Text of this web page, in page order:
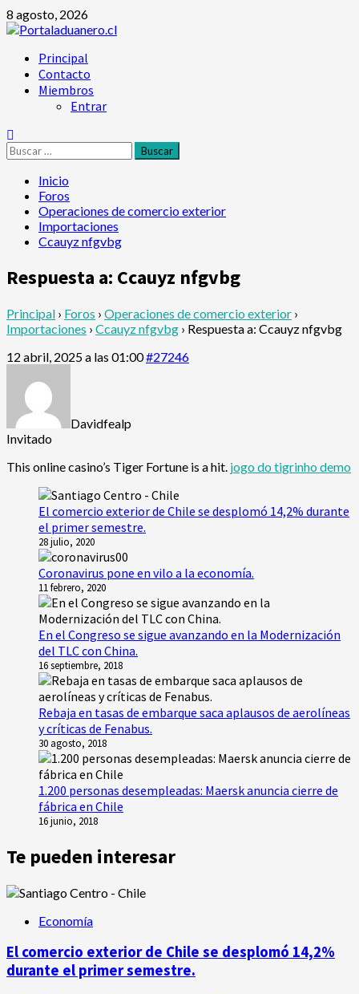
Saltar
al
8 agosto, 2026
Menú
principal
Principal
Contacto
Miembros
Entrar
Buscar:
Inicio
Foros
Operaciones de comercio exterior
Importaciones
Ccauyz nfgvbg
Respuesta a: Ccauyz nfgvbg
Principal › Foros › Operaciones de comercio exterior ›
Importaciones › Ccauyz nfgvbg › Respuesta a: Ccauyz nfgvbg
12 abril, 2025 a las 01:00#27246
Davidfealp
Invitado
This online casino’s Tiger Fortune is a hit. jogo do tigrinho demo
El comercio exterior de Chile se desplomó 14,2% durante
el primer semestre.
28 julio, 2020
Coronavirus pone en vilo a la economía.
11 febrero, 2020
En el Congreso se sigue avanzando en la Modernización
del TLC con China.
16 septiembre, 2018
Rebaja en tasas de embarque saca aplausos de aerolíneas
y críticas de Fenabus.
30 agosto, 2018
1.200 personas desempleadas: Maersk anuncia cierre de
fábrica en Chile
16 junio, 2018
Te pueden interesar
Economía
El comercio exterior de Chile se desplomó 14,2%
durante el primer semestre.